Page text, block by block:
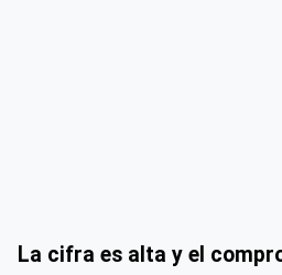
La cifra es alta y el